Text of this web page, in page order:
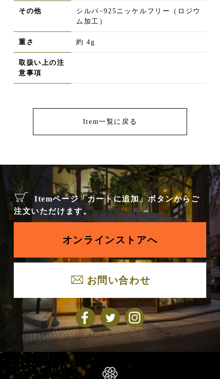
その他
シルバ−925ニッケルフリー（ロジウ
ム加工）
重さ 約 4g
取扱い上の注
意事項
Item一覧に戻る
Itemページ「カートに追加」ボタンからご
注文いただけます。
オンラインストアへ
お問い合わせ